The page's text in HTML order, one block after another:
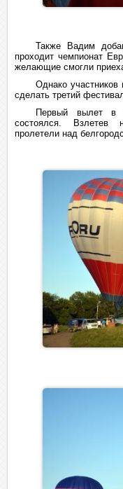
Также Вадим
проходит чемпионат
желающие смогли
Однако
сделать третий
Первый вылет в
состоялся. Взлетев
пролетели над